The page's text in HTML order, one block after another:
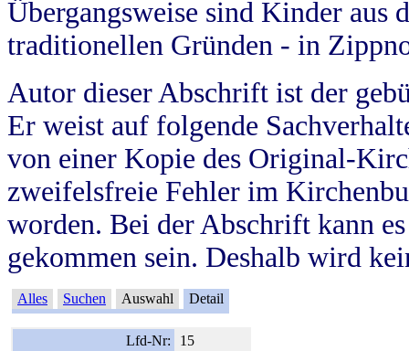
Übergangsweise sind Kinder aus
traditionellen Gründen - in
Autor dieser Abschrift ist der
Er weist auf folgende
von einer Kopie des Original-
zweifelsfreie Fehler im
worden. Bei der Abschrift kann
gekommen sein. Deshalb wird
Alles Suchen Auswahl Detail
Lfd-Nr:
15